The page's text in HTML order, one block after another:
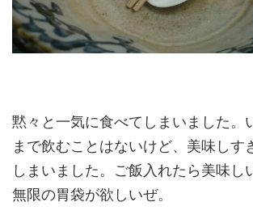
黙々と一気に食べてしまいました。
まで飲むことはないけど、美味しす
しまいました。ご飯入れたら美味し
無限の胃袋が欲しいぜ。